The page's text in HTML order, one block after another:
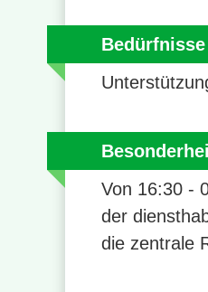
Bedürfnisse
Von 16:30 -
der
die zentrale